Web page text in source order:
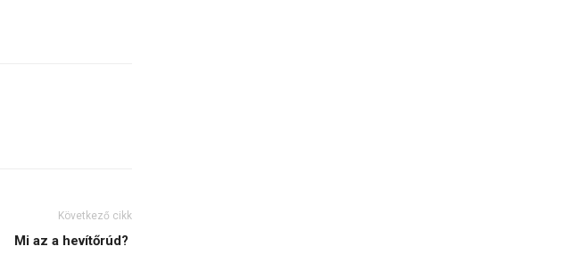
Következő cikk
Mi az a hevítőrúd?